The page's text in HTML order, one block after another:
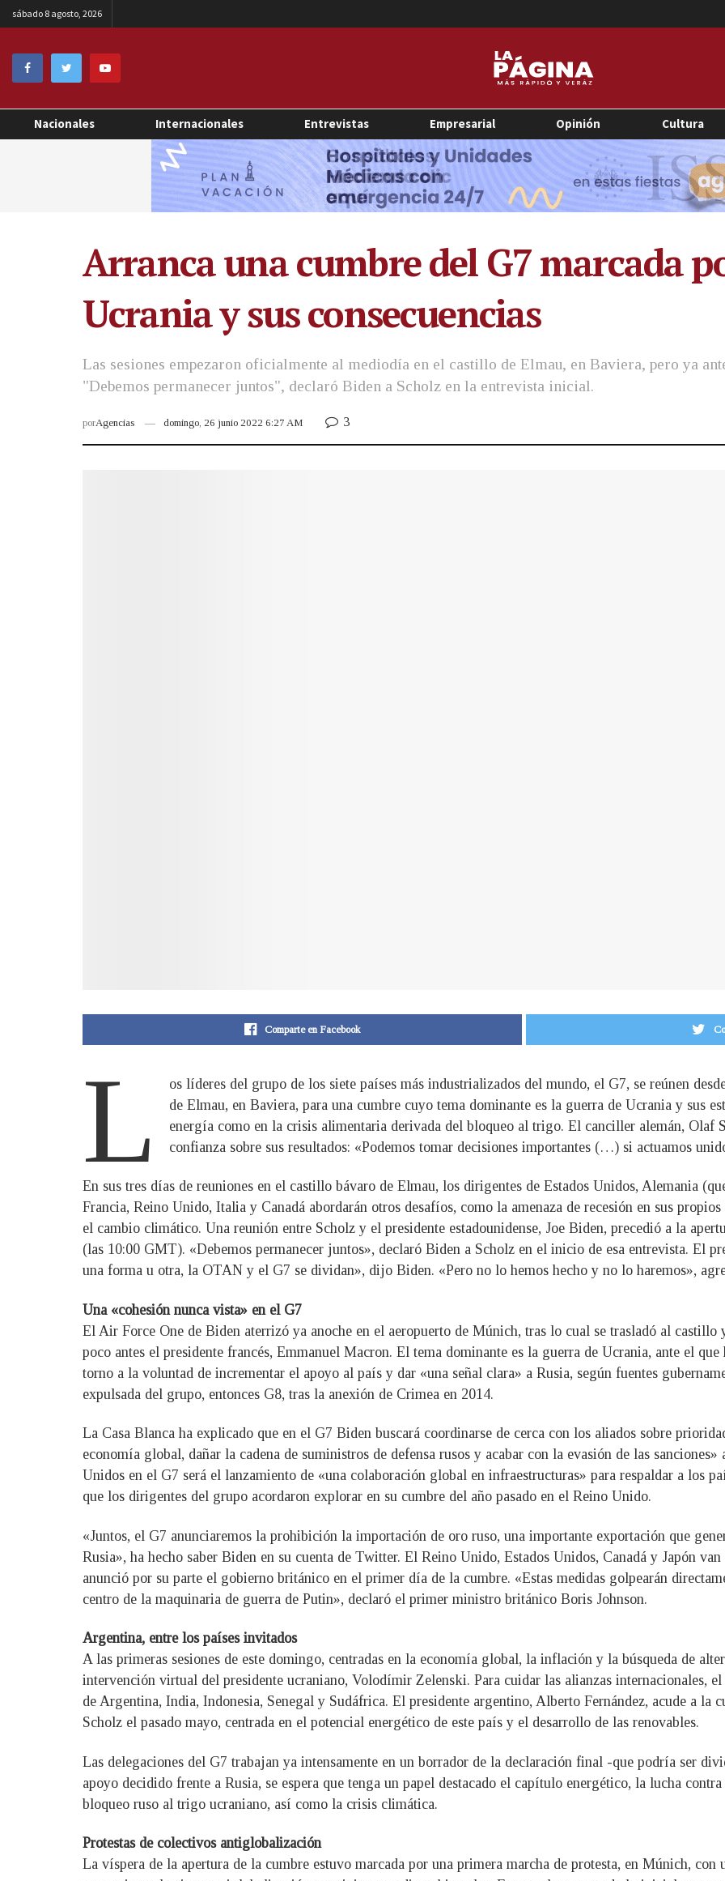
sábado 8 agosto, 2026
Nacionales Internacionales Entrevistas Empresarial Opinión Cultura
Arranca una cumbre del G7 marcada
Ucrania y sus consecuencias
Las sesiones empezaron oficialmente al mediodía en el castillo de Elmau, en Baviera, pero ya
"Debemos permanecer juntos", declaró Biden a Scholz en la entrevista inicial.
porAgencias domingo, 26 junio 2022 6:27 AM 3
Comparte en Facebook
L
os líderes del grupo de los siete países más industrializados del mundo, el G7, se reúnen
de Elmau, en Baviera, para una cumbre cuyo tema dominante es la guerra de Ucrania y sus
energía como en la crisis alimentaria derivada del bloqueo al trigo. El canciller alemán, Olaf
confianza sobre sus resultados: «Podemos tomar decisiones importantes (…) si actuamos
En sus tres días de reuniones en el castillo bávaro de Elmau, los dirigentes de Estados Unidos, Alemania
Francia, Reino Unido, Italia y Canadá abordarán otros desafíos, como la amenaza de recesión en sus
el cambio climático. Una reunión entre Scholz y el presidente estadounidense, Joe Biden, precedió a la
(las 10:00 GMT). «Debemos permanecer juntos», declaró Biden a Scholz en el inicio de esa entrevista. El
una forma u otra, la OTAN y el G7 se dividan», dijo Biden. «Pero no lo hemos hecho y no lo haremos»,
Una «cohesión nunca vista» en el G7
El Air Force One de Biden aterrizó ya anoche en el aeropuerto de Múnich, tras lo cual se trasladó al
poco antes el presidente francés, Emmanuel Macron. El tema dominante es la guerra de Ucrania, ante el
torno a la voluntad de incrementar el apoyo al país y dar «una señal clara» a Rusia, según fuentes
expulsada del grupo, entonces G8, tras la anexión de Crimea en 2014.
La Casa Blanca ha explicado que en el G7 Biden buscará coordinarse de cerca con los aliados sobre
economía global, dañar la cadena de suministros de defensa rusos y acabar con la evasión de las
Unidos en el G7 será el lanzamiento de «una colaboración global en infraestructuras» para respaldar a los
que los dirigentes del grupo acordaron explorar en su cumbre del año pasado en el Reino Unido.
«Juntos, el G7 anunciaremos la prohibición la importación de oro ruso, una importante exportación que
Rusia», ha hecho saber Biden en su cuenta de Twitter. El Reino Unido, Estados Unidos, Canadá y Japón
anunció por su parte el gobierno británico en el primer día de la cumbre. «Estas medidas golpearán
centro de la maquinaria de guerra de Putin», declaró el primer ministro británico Boris Johnson.
Argentina, entre los países invitados
A las primeras sesiones de este domingo, centradas en la economía global, la inflación y la búsqueda de
intervención virtual del presidente ucraniano, Volodímir Zelenski. Para cuidar las alianzas internacionales,
de Argentina, India, Indonesia, Senegal y Sudáfrica. El presidente argentino, Alberto Fernández, acude a la
Scholz el pasado mayo, centrada en el potencial energético de este país y el desarrollo de las renovables.
Las delegaciones del G7 trabajan ya intensamente en un borrador de la declaración final -que podría ser
apoyo decidido frente a Rusia, se espera que tenga un papel destacado el capítulo energético, la lucha
bloqueo ruso al trigo ucraniano, así como la crisis climática.
Protestas de colectivos antiglobalización
La víspera de la apertura de la cumbre estuvo marcada por una primera marcha de protesta, en Múnich, con